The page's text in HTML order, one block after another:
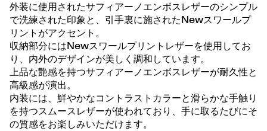
外装に使用されたサフィアーノエンボスレザーのシンプル
で洗練された印象と、引手裏に施されたNewスワールプ
リントがアクセント。
収納部分にはNewスワールプリントレザーを使用してお
り、内外のデザインが美しく調和しています。
上品な艶感を持つサフィアーノエンボスレザーが耐久性と
高級感が演出。
内装には、鮮やかなコントラストカラーと滑らかな手触り
を持つスムースレザーが使われており、手に取るたびにそ
の質感をお楽しみいただけます。